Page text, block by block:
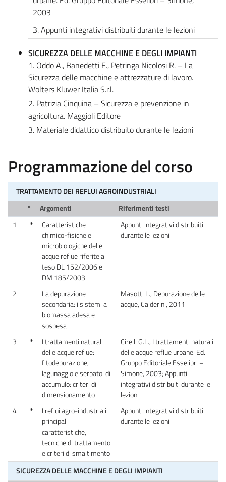
2003
3. Appunti integrativi distribuiti durante le lezioni
SICUREZZA DELLE MACCHINE E DEGLI IMPIANTI
1. Oddo A., Banedetti E., Petringa Nicolosi R. – La
Sicurezza delle macchine e attrezzature di lavoro.
Wolters Kluwer Italia S.r.l.
2. Patrizia Cinquina – Sicurezza e prevenzione in
agricoltura. Maggioli Editore
3. Materiale didattico distribuito durante le lezioni
Programmazione del corso
TRATTAMENTO DEI REFLUI AGROINDUSTRIALI
*
Argomenti
Riferimenti testi
1
*
Caratteristiche
chimico-fisiche e
microbiologiche delle
acque reflue riferite al
teso DL 152/2006 e
DM 185/2003
Appunti integrativi distribuiti
durante le lezioni
2
La depurazione
secondaria: i sistemi a
biomassa adesa e
sospesa
Masotti L., Depurazione delle
acque, Calderini, 2011
3 *
I trattamenti naturali
delle acque reflue:
fitodepurazione,
lagunaggio e serbatoi di
accumulo: criteri di
dimensionamento
Cirelli G.L., I trattamenti naturali
delle acque reflue urbane. Ed.
Gruppo Editoriale Esselibri –
Simone, 2003; Appunti
integrativi distribuiti durante le
lezioni
4
*
I reflui agro-industriali:
principali
caratteristiche,
tecniche di trattamento
e criteri di smaltimento
Appunti integrativi distribuiti
durante le lezioni
SICUREZZA DELLE MACCHINE E DEGLI IMPIANTI